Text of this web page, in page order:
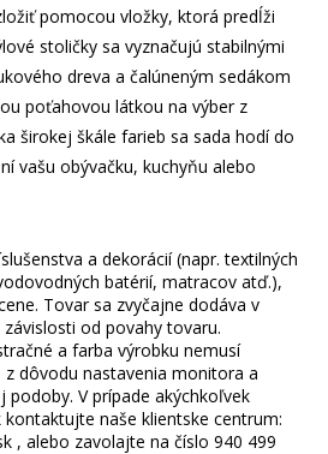
pomocou vložky, ktorá predĺži
stoličky sa vyznačujú stabilnými
dreva a čalúneným sedákom
poťahovou látkou na výber z
širokej škále farieb sa sada hodí do
vašu obývačku, kuchyňu alebo
a dekorácií (napr. textilných
batérií, matracov atď.),
Tovar sa zvyčajne dodáva v
od povahy tovaru.
a farba výrobku nemusí
dôvodu nastavenia monitora a
V prípade akýchkoľvek
naše klientske centrum:
, alebo zavolajte na číslo 940 499